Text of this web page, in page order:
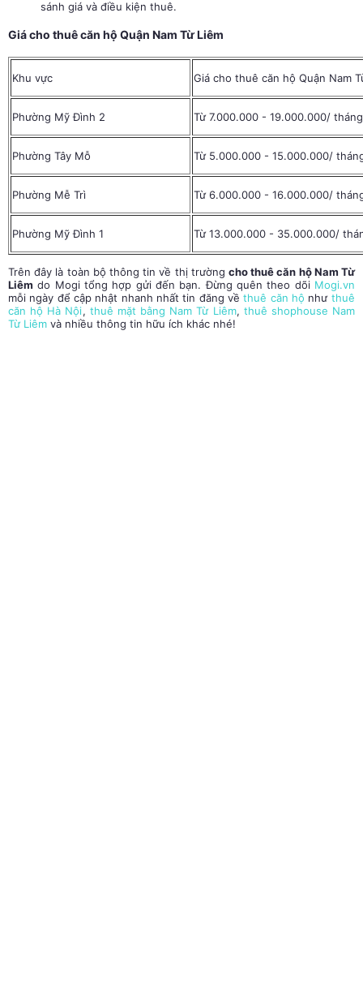
sánh giá và điều kiện thuê.
Giá cho thuê căn hộ Quận Nam Từ Liêm
Khu vực Giá cho thuê căn hộ Quận Nam
Phường Mỹ Đình 2 Từ 7.000.000 - 19.000.000/ tháng
Phường Tây Mỗ Từ 5.000.000 - 15.000.000/
Phường Mễ Trì Từ 6.000.000 - 16.000.000/
Phường Mỹ Đình 1 Từ 13.000.000 - 35.000.000/
Trên đây là toàn bộ thông tin về thị trường cho thuê căn hộ Nam Từ
Liêm do Mogi tổng hợp gửi đến bạn. Đừng quên theo dõi Mogi.vn
mỗi ngày để cập nhật nhanh nhất tin đăng vềthuê căn hộ như thuê
căn hộ Hà Nội, thuê mặt bằng Nam Từ Liêm, thuê shophouse Nam
Từ Liêm và nhiều thông tin hữu ích khác nhé!